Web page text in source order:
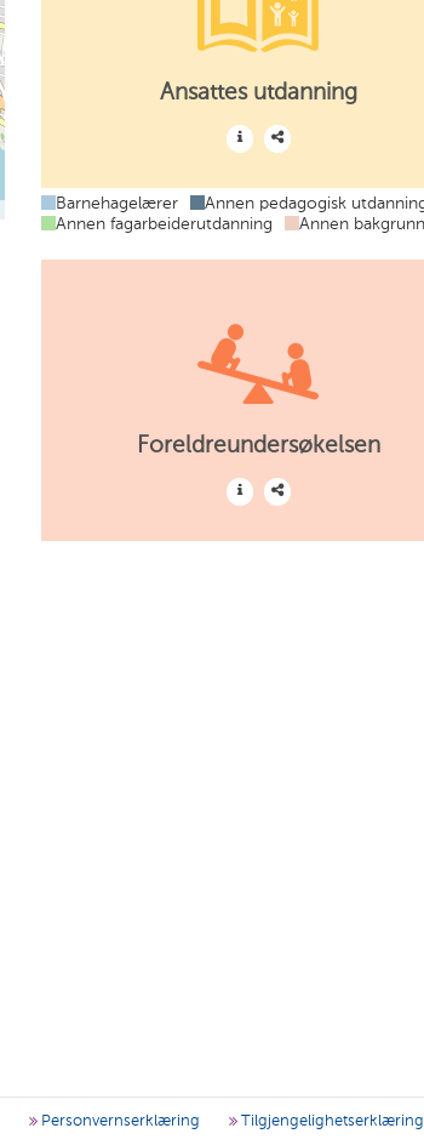
Ansattes utdanning
Barnehagelærer Annen pedagogisk
Annen fagarbeiderutdanning
Annen bakgrunn
Foreldreundersøkelsen
Personvernserklæring Tilgjengelighetserklæring